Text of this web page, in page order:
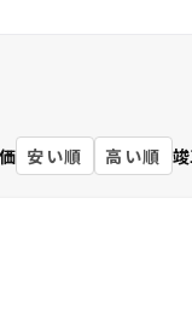
安い順 高い順